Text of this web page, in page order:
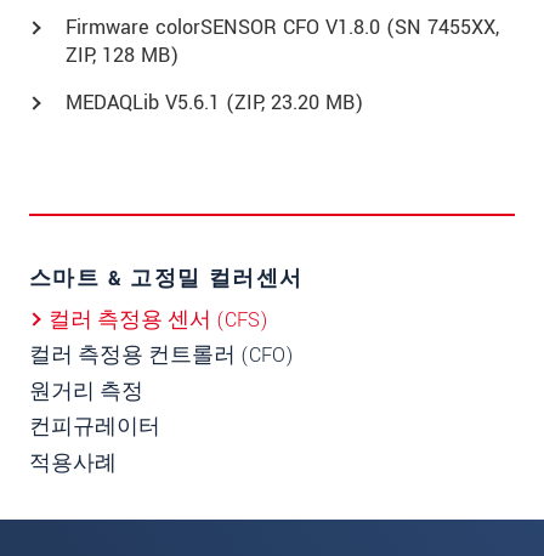
Firmware colorSENSOR CFO V1.8.0 (SN 7455XX,
ZIP, 128 MB)
MEDAQLib V5.6.1 (ZIP, 23.20 MB)
스마트 & 고정밀 컬러센서
컬러 측정용 센서 (CFS)
컬러 측정용 컨트롤러 (CFO)
원거리 측정
컨피규레이터
적용사례